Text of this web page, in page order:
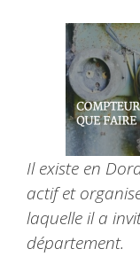
Il existe en
actif et
laquelle il a
département.